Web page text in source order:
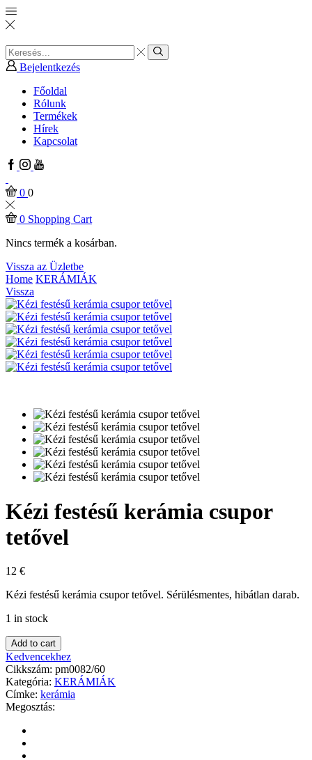
Search
input
Search
Bejelentkezés
Főoldal
Rólunk
Termékek
Hírek
Kapcsolat
Facebook
Instagram
Youtube
0 0
0 Shopping Cart
Nincs termék a kosárban.
Vissza az Üzletbe
Home KERÁMIÁK
Vissza
Kézi festésű kerámia csupor
tetővel
12 €
Kézi festésű kerámia csupor tetővel. Sérülésmentes, hibátlan darab.
1 in stock
Add to cart
Kedvencekhez
Cikkszám: pm0082/60
Kategória: KERÁMIÁK
Címke: kerámia
Megosztás: